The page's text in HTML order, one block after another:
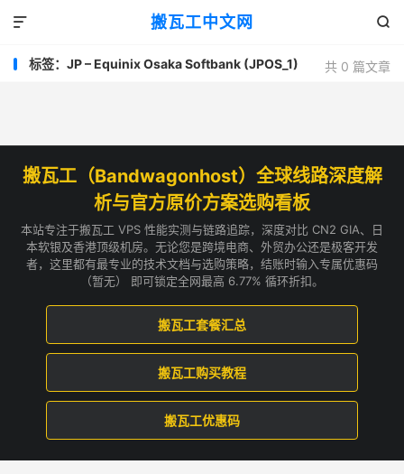
搬瓦工中文网 

共 0 篇文章
标签：JP – Equinix Osaka Softbank (JPOS_1)
搬瓦工（Bandwagonhost）全球线路深度解
析与官方原价方案选购看板
本站专注于搬瓦工 VPS 性能实测与链路追踪，深度对比 CN2 GIA、日
本软银及香港顶级机房。无论您是跨境电商、外贸办公还是极客开发
者，这里都有最专业的技术文档与选购策略，结账时输入专属优惠码
（暂无） 即可锁定全网最高 6.77% 循环折扣。
搬瓦工套餐汇总
搬瓦工购买教程
搬瓦工优惠码